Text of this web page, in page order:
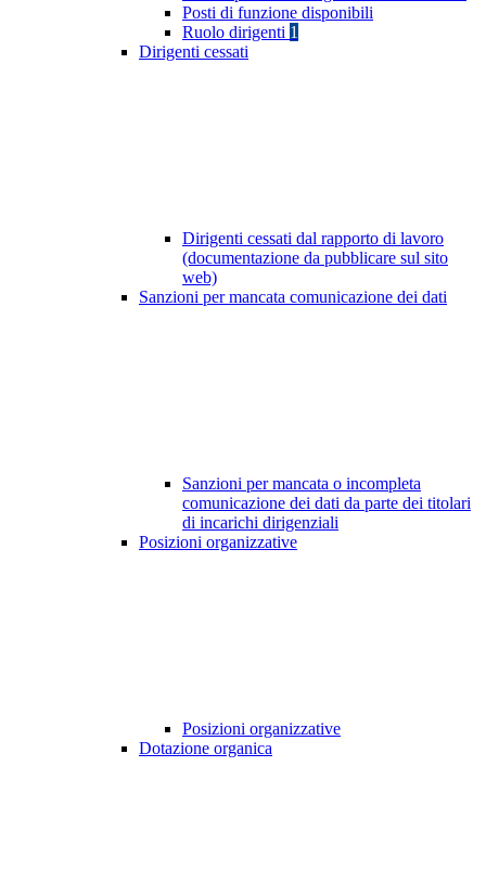
Posti di funzione disponibili
Ruolo dirigenti 1
Dirigenti cessati
Dirigenti cessati dal rapporto di lavoro
(documentazione da pubblicare sul sito
web)
Sanzioni per mancata comunicazione dei dati
Sanzioni per mancata o incompleta
comunicazione dei dati da parte dei titolari
di incarichi dirigenziali
Posizioni organizzative
Posizioni organizzative
Dotazione organica